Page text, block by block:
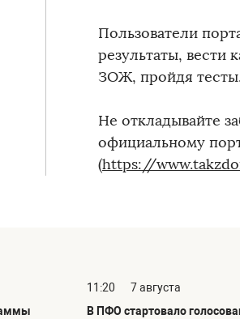
Пользователи
результаты, вести
ЗОЖ, пройдя
Не откладывайте
официальному
(https://
11:20
7 августа
В ПФО стартовало